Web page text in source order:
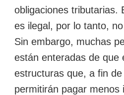
obligaciones tributarias.
es ilegal, por lo tanto,
Sin embargo, muchas
están enteradas de que
estructuras que, a fin
permitirán pagar menos